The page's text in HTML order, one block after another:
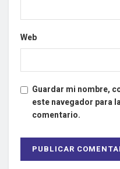
Web
Guardar mi nombre,
este navegador para
comentario.